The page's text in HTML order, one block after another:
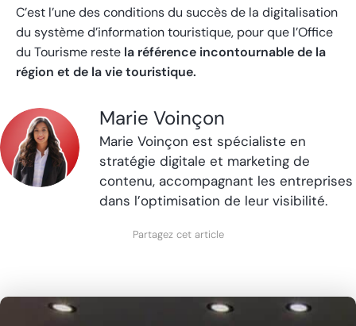
C’est l’une des conditions du succès de la digitalisation
du système d’information touristique, pour que l’Office
du Tourisme reste la référence incontournable de la
région et de la vie touristique.
Marie Voinçon
Marie Voinçon est spécialiste en
stratégie digitale et marketing de
contenu, accompagnant les entreprises
dans l’optimisation de leur visibilité.
Partagez cet article